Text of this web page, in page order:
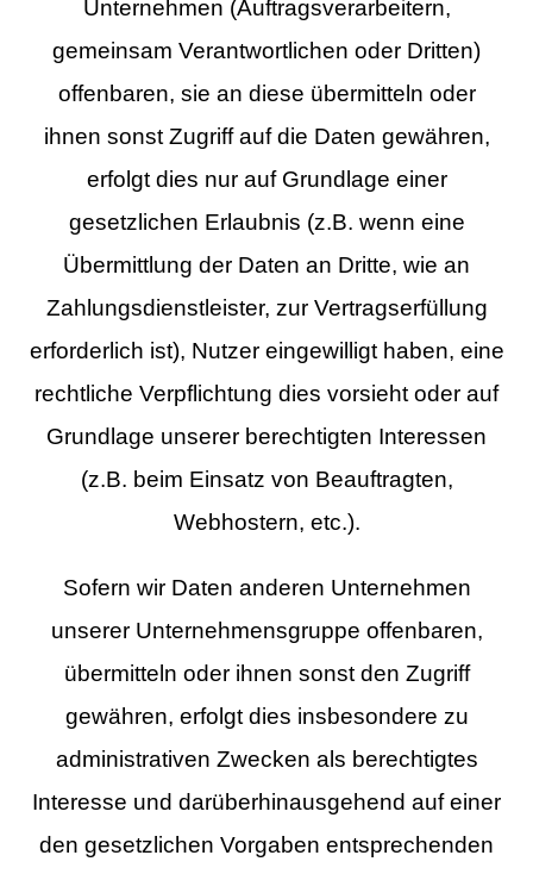
Unternehmen (Auftragsverarbeitern,
gemeinsam Verantwortlichen oder Dritten)
offenbaren, sie an diese übermitteln oder
ihnen sonst Zugriff auf die Daten gewähren,
erfolgt dies nur auf Grundlage einer
gesetzlichen Erlaubnis (z.B. wenn eine
Übermittlung der Daten an Dritte, wie an
Zahlungsdienstleister, zur Vertragserfüllung
erforderlich ist), Nutzer eingewilligt haben, eine
rechtliche Verpflichtung dies vorsieht oder auf
Grundlage unserer berechtigten Interessen
(z.B. beim Einsatz von Beauftragten,
Webhostern, etc.).
Sofern wir Daten anderen Unternehmen
unserer Unternehmensgruppe offenbaren,
übermitteln oder ihnen sonst den Zugriff
gewähren, erfolgt dies insbesondere zu
administrativen Zwecken als berechtigtes
Interesse und darüberhinausgehend auf einer
den gesetzlichen Vorgaben entsprechenden